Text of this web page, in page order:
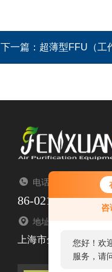
咨
您好！欢
服务，请
下一篇： 超薄型FFU（工
电话：TEL
86-021-67676323
地址：ADDRESS
上海市金山区亭枫公